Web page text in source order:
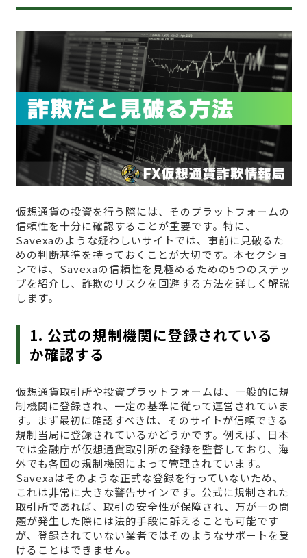
仮想通貨の投資を行う際には、そのプラットフォームの
信頼性を十分に確認することが重要です。特に、
Savexaのような疑わしいサイトでは、事前に見破るた
めの判断基準を持っておくことが大切です。本セクショ
ンでは、Savexaの信頼性を見極めるための5つのステッ
プを紹介し、詐欺のリスクを回避する方法を詳しく解説
します。
1. 公式の規制機関に登録されている
か確認する
仮想通貨取引所や投資プラットフォームは、一般的に規
制機関に登録され、一定の基準に従って運営されていま
す。まず最初に確認すべきは、そのサイトが信頼できる
規制当局に登録されているかどうかです。例えば、日本
では金融庁が仮想通貨取引所の登録を監督しており、海
外でも各国の規制機関によって管理されています。
Savexaはそのような正式な登録を行っていないため、
これは非常に大きな警告サインです。公式に規制された
取引所であれば、取引の安全性が保障され、万が一の問
題が発生した際には法的手段に訴えることも可能です
が、登録されていない業者ではそのようなサポートを受
けることはできません。